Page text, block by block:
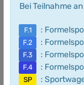
Bei Teilnahme
F.1 :
F.2 :
F.3 :
F.4 :
SP :